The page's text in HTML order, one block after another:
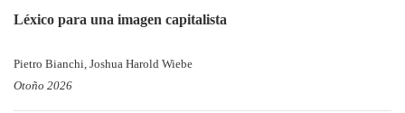
Léxico para una imagen capitalista
Pietro Bianchi, Joshua Harold Wiebe
Otoño 2026